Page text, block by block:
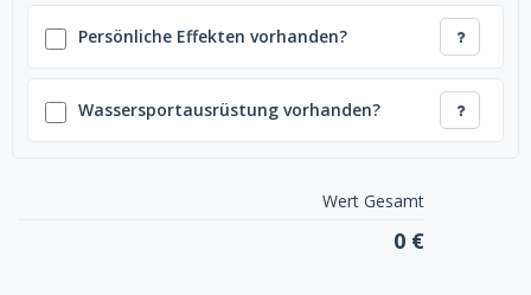
Persönliche Effekten vorhanden?
Wassersportausrüstung vorhanden?
Wert Gesamt
0 €